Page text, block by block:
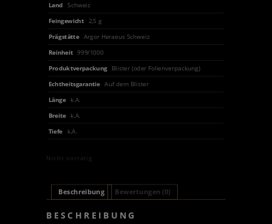
Land
Schweiz
Feingewicht
2,5 g
Prägstätte Argor Heraeus Schweiz
Reinheit 999/1000
Produktverpackung
Blister (oder Folienverpackung)
Echtheitsgarantie Auf dem Blister
Länge
k.A.
Breite
k.A.
Tiefe k.A.
Nicht vorrätig
Beschreibung Bewertungen (0)
BESCHREIBUNG